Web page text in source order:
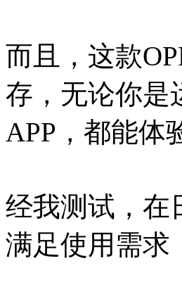
而且，这款
存，无论你是
APP，都能体
经我测试，在
满足使用需求